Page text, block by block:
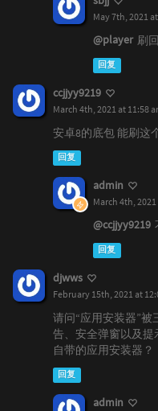
May 7th, 2021
@player 刷
回复
ccjjyy9219
March 4th, 2021 at 11:58
安卓8的底包 能刷这
回复
admin
March 4th,
@ccjjyy9219
回复
djwws
February 15th, 2021 at
请问“应用安装器”
告、安全弹窗以及
自带的应用安装器？
回复
admin